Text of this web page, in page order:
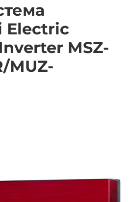
Electric
MSZ-
MUZ-